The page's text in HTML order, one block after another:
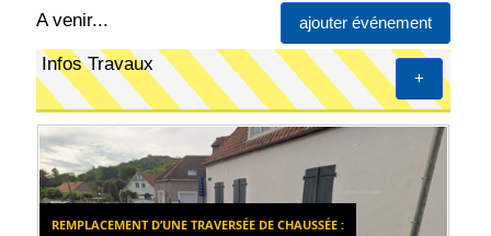
A venir... ajouter événement
+
Infos Travaux
REMPLACEMENT D’UNE TRAVERSÉE DE CHAUSSÉE :